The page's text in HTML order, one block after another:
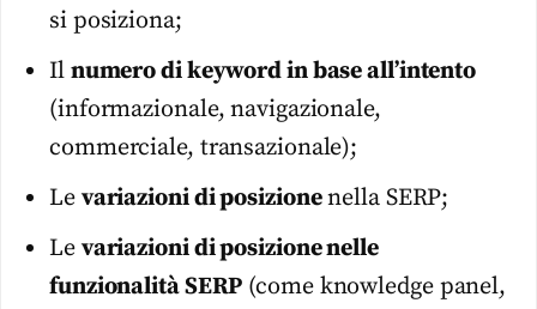
si posiziona;
Il numero di keyword in base all’intento
(informazionale, navigazionale,
commerciale, transazionale);
Le variazioni di posizionenella SERP;
Le variazioni di posizione nelle
funzionalità SERP (come knowledge panel,